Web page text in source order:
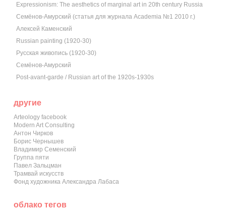
Expressionism: The aesthetics of marginal art in 20th century Russia
Семёнов-Амурский (статья для журнала Academia №1 2010 г.)
Алексей Каменский
Russian painting (1920-30)
Русская живопись (1920-30)
Семёнов-Амурский
Post-avant-garde / Russian art of the 1920s-1930s
другие
Arteology facebook
Modern Art Consulting
Антон Чирков
Борис Чернышев
Владимир Семенский
Группа пяти
Павел Зальцман
Трамвай искусств
Фонд художника Александра Лабаса
облако тегов